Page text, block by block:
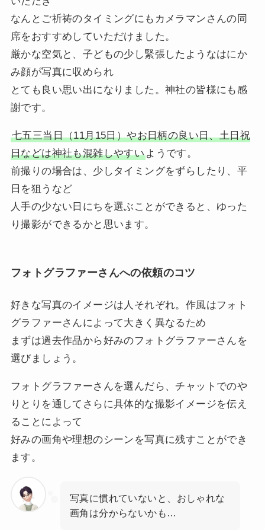
なんとご祈祷のタイミングにもカメラマンさんの同
席をおすすめしていただけました。
厳かな空気と、子どもの少し緊張したようなはにか
み顔が写真に収められ
とても良い思い出になりました。神社の皆様にも感
謝です。
七五三当日（11月15日）やお日柄の良い日、土日祝
日などは神社も混雑しやすい ようです。
前撮りの場合は、少しタイミングをずらしたり、平
日を狙うなど
人手の少ない日にちを選ぶことができると、ゆった
り撮影ができるかと思います。
フォトグラファーさんへの依頼のコツ
好きな写真のイメージは人それぞれ。作風はフォト
グラファーさんによって大きく異なるため
まずは過去作品から好みのフォトグラファーさんを
選びましょう。
フォトグラファーさんを選んだら、チャットでのや
りとりを通してさらに具体的な撮影イメージを伝え
ることによって
好みの画角や理想のシーンを写真に残すことができ
ます。
写真に慣れていないと、おしゃれな
画角は分からないかも…